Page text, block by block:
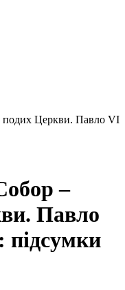
подих Церкви. Павло VI
–
Павло
підсумки